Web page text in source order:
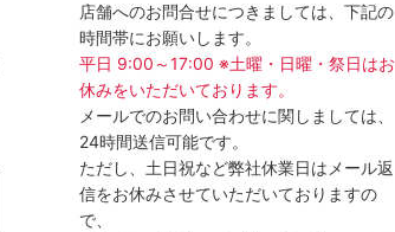
店舗へのお問合せにつきましては、下記の
時間帯にお願いします。
平日 9:00～17:00 ※土曜・日曜・祭日はお
休みをいただいております。
メールでのお問い合わせに関しましては、
24時間送信可能です。
ただし、土日祝など弊社休業日はメール返
信をお休みさせていただいておりますの
で、